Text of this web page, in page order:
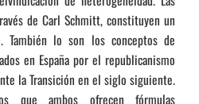
de Carl Schmitt, constituyen un
lo son los conceptos de
en España por el republicanismo
la Transición en el siglo siguiente.
que ambos ofrecen fórmulas